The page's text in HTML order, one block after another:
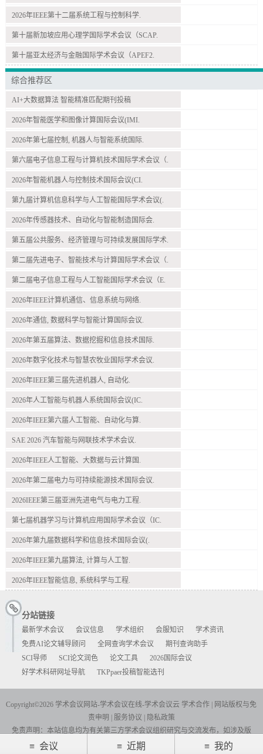
2026年IEEE第十二届系统工程与控制科学.
第十届新加坡应用心理学国际学术会议（SCAP.
第十届亚太经济与金融国际学术会议（APEF2.
综合推荐区
AI+大数据算法 智能精准匹配期刊投稿
2026年智能医学和图像计算国际会议(IMI.
2026年第七届控制, 机器人与智能系统国际.
第六届电子信息工程与计算机技术国际学术会议（.
2026年智能机器人与控制技术国际会议(CI.
第九届计算机信息科学与人工智能国际学术会议(.
2026年传感器技术、自动化与智能制造国际会.
第五届公共服务、经济管理与可持续发展国际学术.
第二届先进电子、智能技术与计算国际学术会议（.
第二届电子信息工程与人工智能国际学术会议（E.
2026年IEEE计算机通信、信息系统与网络.
2026年通信, 数据科学与智能计算国际会议.
2026年第五届算法、数据挖掘和信息技术国际.
2026年数字化技术与智慧农牧业国际学术会议.
2026年IEEE第三届先进机器人, 自动化.
2026年人工智能与机器人系统国际会议(IC.
2026年IEEE第六届人工智能、自动化与算.
SAE 2026 汽车智能与网联技术学术会议.
2026年IEEE人工智能、大数据与云计算国.
2026年第二届电力与可持续能源技术国际会议.
2026IEEE第三届亚洲先进电气与电力工程.
第七届机器学习与计算机应用国际学术会议（IC.
2026年第九届数据科学和信息技术国际会议(.
2026年IEEE第九届算法, 计算与人工智.
2026年IEEE智能信息, 系统科学与工程.
分站链接
最新学术会议 会议信息 学术组织 会服知识
学术资讯
免费AI论文辅导顾问
全网查询学术会议
期刊查询助手
SCI导师
SCI论文润色 论文工具
2026国际会议
好学术科研网址导航
TKPpaer投稿智能选刊
Copyright©2026 学术会议网站-学术会议在线-学术会议云 学术合作 | 网站版权与免
责申明 | 服务协议 | 隐私政策
免责声明：本站信息均为有关第三方学术会议组织研究与交流发布，如涉及版
权，如有请联系告之，24小时内删除.
≡ 会议 ≡ 近期 ≡ 我的